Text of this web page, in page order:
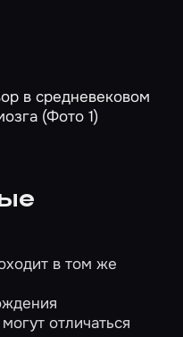
в том же
отличаться